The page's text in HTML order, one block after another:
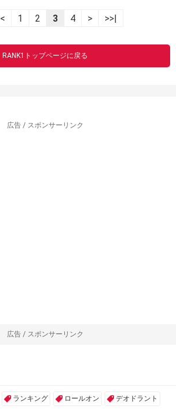
< 1 2 3 4 > >>|
RANK1トップページに戻る
広告 / スポンサーリンク
広告 / スポンサーリンク
ランキング ロールオン デオドラント